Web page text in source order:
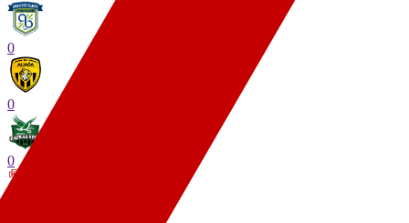
0
0
0